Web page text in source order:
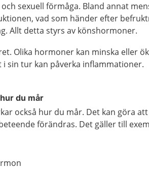
sexuell förmåga. Bland annat
vad som händer efter
Allt detta styrs av könshormoner.
Olika hormoner kan minska eller
i sin tur kan påverka inflammationer.
du mår
också hur du mår. Det kan göra
förändras. Det gäller till